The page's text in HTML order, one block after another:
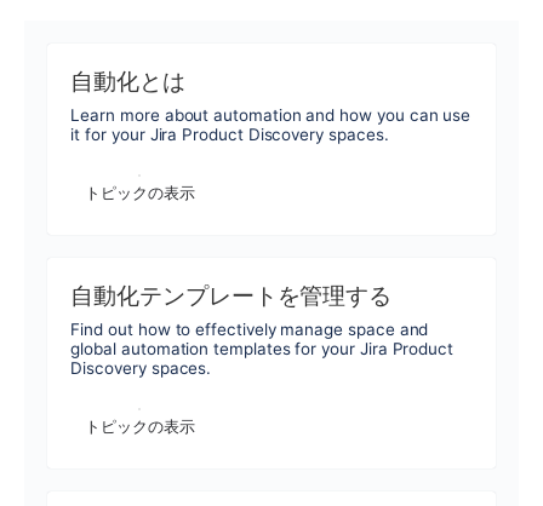
自動化とは
Learn more about automation and how you can use
it for your Jira Product Discovery spaces.
トピックの表示
自動化テンプレートを管理する
Find out how to effectively manage space and
global automation templates for your Jira Product
Discovery spaces.
トピックの表示